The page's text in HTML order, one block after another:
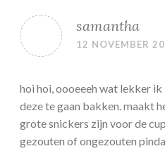
samantha
12 NOVEMBER
hoi hoi, oooeeeh wat lekker
deze te gaan bakken. maakt
grote snickers zijn voor de
gezouten of ongezouten